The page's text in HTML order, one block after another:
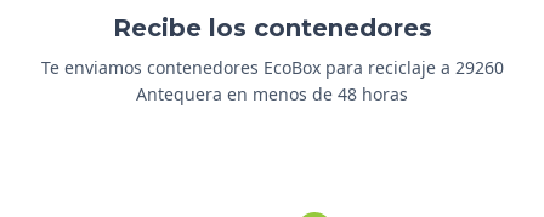
Recibe los contenedores
Te enviamos contenedores EcoBox para reciclaje a 29260
Antequera en menos de 48 horas